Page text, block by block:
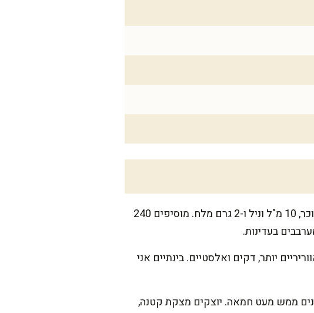
מכינים בלילת קרפים: בקערה גדולה טורפים 4 ביצים עם 600 מ"ל חלב, 30 גרם סוכר, 10 מ"ל וניל ו-2 גרם מלח. מוסיפים 240
אווריריים יותר, דקים ואלסטיים. בינתיים אני
26 ס"מ על אש בינונית, ומשמנים ממש מעט חמאה. יוצקים מצקת קטנה,